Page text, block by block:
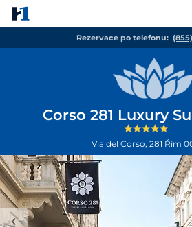
Rezervace po telefonu:
Corso 281 Luxury
Via del Corso, 281 Řím